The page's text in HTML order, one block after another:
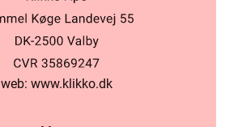
web: www.klikko.dk